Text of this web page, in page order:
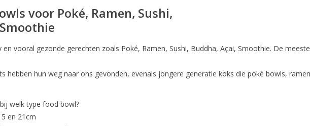
voor Poké, Ramen, Sushi,
vooral gezonde gerechten zoals Poké, Ramen, Sushi, Buddha, Açai, Smoothie. De
hebben hun weg naar ons gevonden, evenals jongere generatie koks die poké bowls,
welk type food bowl?
en 21cm